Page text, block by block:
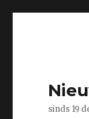
sinds 19